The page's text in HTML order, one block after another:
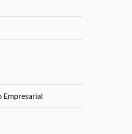
Empresarial